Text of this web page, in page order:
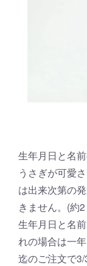
生年月日と名
うさぎが可愛
は出来次第の
きません。(約
生年月日と名
れの場合は一
迄のご注文で3/